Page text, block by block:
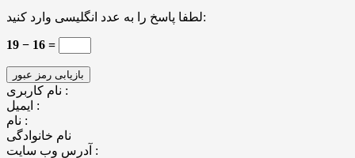
لطفا پاسخ را به عدد انگلیسی وارد کنید:
19 − 16 =
نام کاربری :
ایمیل :
نام :
نام خانوادگی
آدرس وب سایت :